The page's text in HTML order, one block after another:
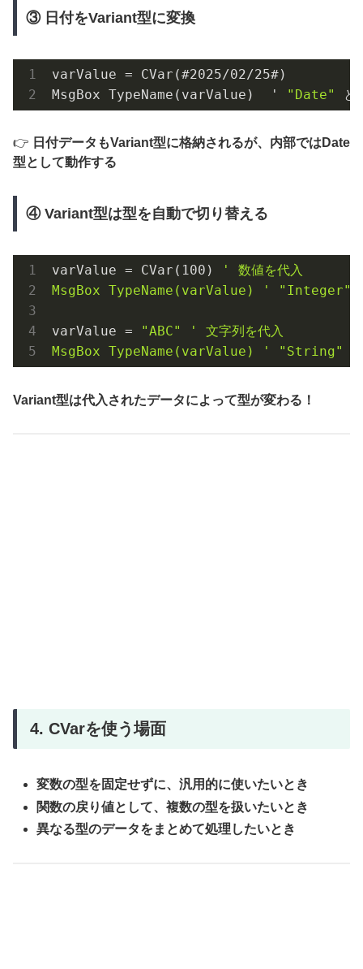
③ 日付をVariant型に変換
varValue = CVar(#2025/02/25#)
MsgBox TypeName( varValue )
  '
"Date" と
👉 日付データもVariant型に格納されるが、内部ではDate
型として動作する
④ Variant型は型を自動で切り替える
varValue = CVar( 100 )
' 数値を代入
MsgBox TypeName(varValue)
' "Integer"
varValue = "ABC"
' 文字列を代入
MsgBox TypeName(varValue)
' "String"
Variant型は代入されたデータによって型が変わる！
4. CVarを使う場面
変数の型を固定せずに、汎用的に使いたいとき
関数の戻り値として、複数の型を扱いたいとき
異なる型のデータをまとめて処理したいとき